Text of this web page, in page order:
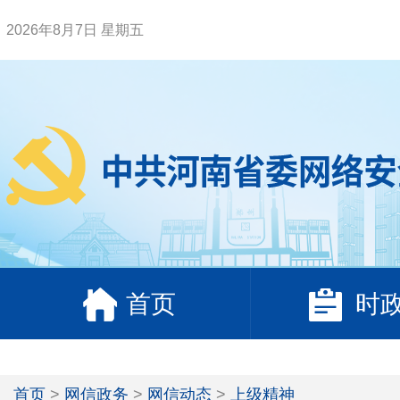
2026年8月7日 星期五
首页 时
首页 > 网信政务 > 网信动态 > 上级精神